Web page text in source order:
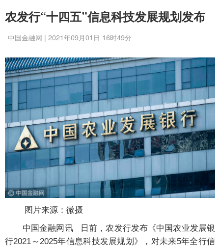
农发行“十四五”信息科技发展规划发布
中国金融网 | 2021年09月01日 16时49分
图片来源：微摄
中国金融网讯
日前，农发行发布《中国农业发展银
行2021～2025年信息科技发展规划》，对未来5年全行信